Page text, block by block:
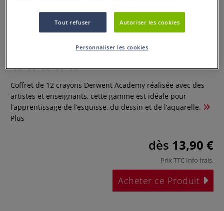
Coffrets Derwent Academy -
crayons aquarellables
0 Commentaires
Coffret de 12 crayons Derwent Academy réalisée avec des
artistes et enseignants, cette gamme est idéale pour
l’apprentissage de l’esquisse, du dessin et de l’aquarelle.
Plus
dès 13,90 €
Prix TTC Info frais.
Acheter ce Produit
Tout refuser Autoriser les cookies
Personnaliser les cookies